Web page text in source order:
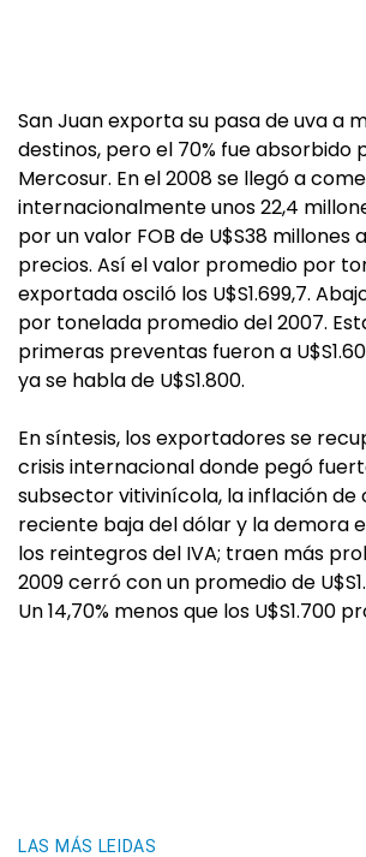
San Juan exporta su pasa de uva a
destinos, pero el 70% fue absorbido
Mercosur. En el 2008 se llegó a
internacionalmente unos 22,4
por un valor FOB de U$S38 millones
precios. Así el valor promedio por
exportada osciló los U$S1.699,7.
por tonelada promedio del 2007.
primeras preventas fueron a
ya se habla de U$S1.800.
En síntesis, los exportadores se
crisis internacional donde pegó
subsector vitivinícola, la inflación de
reciente baja del dólar y la demora
los reintegros del IVA; traen más
2009 cerró con un promedio de
Un 14,70% menos que los U$S1.700
LAS MÁS LEIDAS